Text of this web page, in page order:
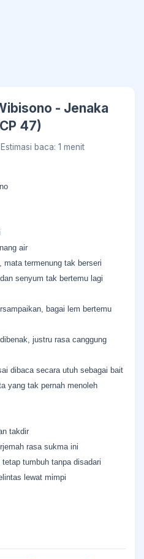
- Jenaka
47)
baca: 1 menit
air
mata termenung tak berseri
senyum tak bertemu lagi
bagai lem bertemu
justru rasa canggung
dibaca secara utuh sebagai bait
yang tak pernah menoleh
takdir
rasa sukma ini
tumbuh tanpa disadari
lewat mimpi